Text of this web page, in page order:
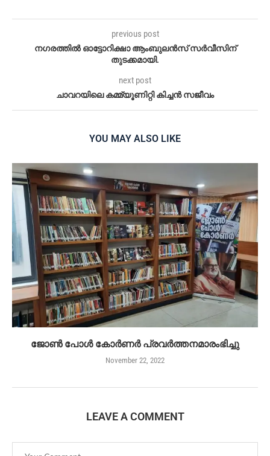
previous post
നഗരത്തിൽ ഓട്ടോറിക്ഷാ ആംബുലൻസ് സർവീസിന്
തുടക്കമായി.
next post
ചാവറയിലെ കമ്മ്യൂണിറ്റി കിച്ചൻ സജീവം
YOU MAY ALSO LIKE
ജോൺ പോൾ കോർണർ പ്രവർത്തനമാരംഭിച്ചു
November 22, 2022
LEAVE A COMMENT